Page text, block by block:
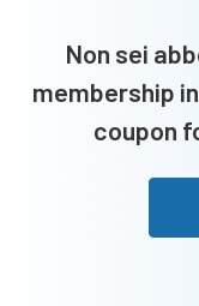
Non sei
membership
coupon